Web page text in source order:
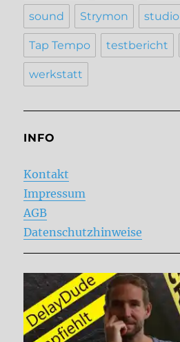
sound Strymon studio
Tap Tempo testbericht
werkstatt
INFO
Kontakt
Impressum
AGB
Datenschutzhinweise